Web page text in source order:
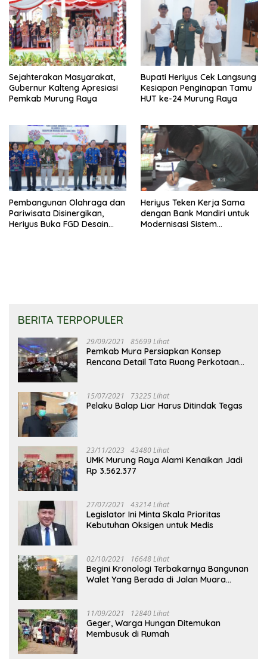
Sejahterakan Masyarakat,
Gubernur Kalteng Apresiasi
Pemkab Murung Raya
Bupati Heriyus Cek Langsung
Kesiapan Penginapan Tamu
HUT ke-24 Murung Raya
Pembangunan Olahraga dan
Pariwisata Disinergikan,
Heriyus Buka FGD Desain
Heriyus Teken Kerja Sama
dengan Bank Mandiri untuk
Modernisasi Sistem
BERITA TERPOPULER
29/09/2021 85699 Lihat
Pemkab Mura Persiapkan Konsep
Rencana Detail Tata Ruang Perkotaan
15/07/2021 73225 Lihat
Pelaku Balap Liar Harus Ditindak Tegas
23/11/2023 43480 Lihat
UMK Murung Raya Alami Kenaikan Jadi
Rp 3.562.377
27/07/2021 43214 Lihat
Legislator Ini Minta Skala Prioritas
Kebutuhan Oksigen untuk Medis
02/10/2021 16648 Lihat
Begini Kronologi Terbakarnya Bangunan
Walet Yang Berada di Jalan Muara
11/09/2021 12840 Lihat
Geger, Warga Hungan Ditemukan
Membusuk di Rumah